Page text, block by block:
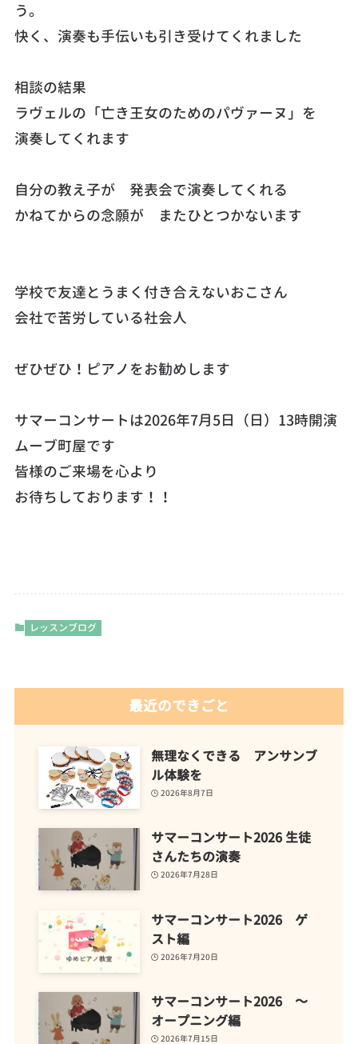
う。
快く、演奏も手伝いも引き受けてくれました
相談の結果
ラヴェルの「亡き王女のためのパヴァーヌ」を
演奏してくれます
自分の教え子が 発表会で演奏してくれる
かねてからの念願が またひとつかないます
学校で友達とうまく付き合えないおこさん
会社で苦労している社会人
ぜひぜひ！ピアノをお勧めします
サマーコンサートは2026年7月5日（日）13時開演
ムーブ町屋です
皆様のご来場を心より
お待ちしております！！
レッスンブログ
最近のできごと
無理なくできる アンサンブ
ル体験を
2026年8月7日
サマーコンサート2026 生徒
さんたちの演奏
2026年7月28日
サマーコンサート2026 ゲ
スト編
2026年7月20日
サマーコンサート2026 ～
オープニング編
2026年7月15日